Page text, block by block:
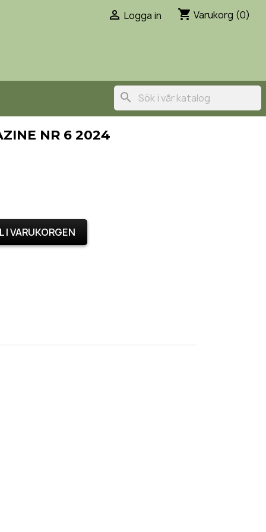
 Logga in shopping_cart Varukorg (0)
search
NR 6 2024
I VARUKORGEN